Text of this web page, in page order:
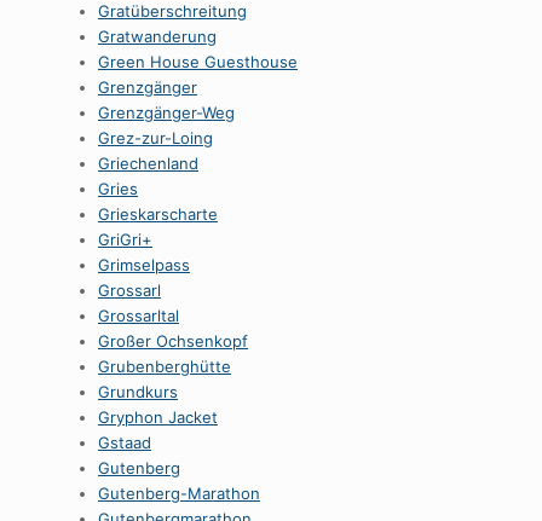
Gratüberschreitung
Gratwanderung
Green House Guesthouse
Grenzgänger
Grenzgänger-Weg
Grez-zur-Loing
Griechenland
Gries
Grieskarscharte
GriGri+
Grimselpass
Grossarl
Grossarltal
Großer Ochsenkopf
Grubenberghütte
Grundkurs
Gryphon Jacket
Gstaad
Gutenberg
Gutenberg-Marathon